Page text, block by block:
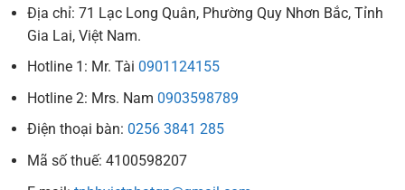
Địa chỉ: 71 Lạc Long Quân, Phường Quy Nhơn Bắc, Tỉnh
Gia Lai, Việt Nam.
Hotline 1: Mr. Tài 0901124155
Hotline 2: Mrs. Nam 0903598789
Điện thoại bàn: 0256 3841 285
Mã số thuế: 4100598207